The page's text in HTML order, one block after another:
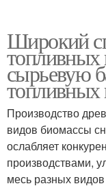
Широкий
топливных
сырьевую
топливных
Производство
видов биомассы
ослабляет
производствами,
месь разных